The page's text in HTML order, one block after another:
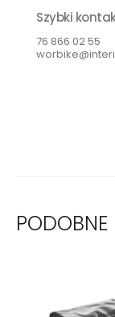
Szybki
76 866 02 55
PODOBNE